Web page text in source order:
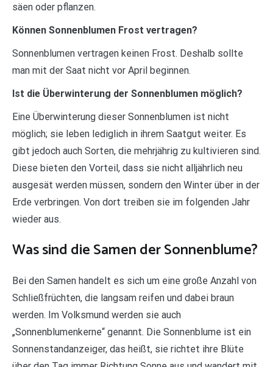
säen oder pflanzen.
Können Sonnenblumen Frost vertragen?
Sonnenblumen vertragen keinen Frost. Deshalb sollte
man mit der Saat nicht vor April beginnen.
Ist die Überwinterung der Sonnenblumen möglich?
Eine Überwinterung dieser Sonnenblumen ist nicht
möglich; sie leben lediglich in ihrem Saatgut weiter. Es
gibt jedoch auch Sorten, die mehrjährig zu kultivieren sind.
Diese bieten den Vorteil, dass sie nicht alljährlich neu
ausgesät werden müssen, sondern den Winter über in der
Erde verbringen. Von dort treiben sie im folgenden Jahr
wieder aus.
Was sind die Samen der Sonnenblume?
Bei den Samen handelt es sich um eine große Anzahl von
Schließfrüchten, die langsam reifen und dabei braun
werden. Im Volksmund werden sie auch
„Sonnenblumenkerne“ genannt. Die Sonnenblume ist ein
Sonnenstandanzeiger, das heißt, sie richtet ihre Blüte